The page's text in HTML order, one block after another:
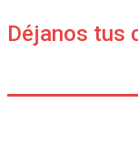
Déjanos tus